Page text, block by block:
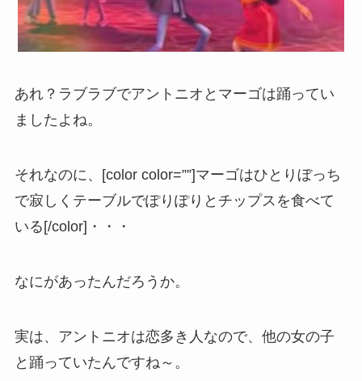
あれ？ラブラブでアントニオとマーゴは踊ってい
ましたよね。
それなのに、[color color=””]マーゴはひとりぼっち
で寂しくテーブルでぽりぽりとチップスを食べて
いる[/color]・・・
なにがあったんだろうか。
実は、アントニオは恋多き人なので、他の女の子
と踊っていたんですね～。